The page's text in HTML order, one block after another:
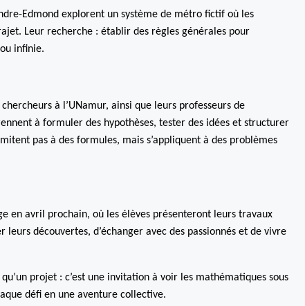
Edmond explorent un système de métro fictif où les
Leur recherche : établir des règles générales pour
infinie.
à l’UNamur, ainsi que leurs professeurs de
à formuler des hypothèses, tester des idées et structurer
pas à des formules, mais s’appliquent à des problèmes
en avril prochain, où les élèves présenteront leurs travaux
découvertes, d’échanger avec des passionnés et de vivre
projet : c’est une invitation à voir les mathématiques sous
défi en une aventure collective.